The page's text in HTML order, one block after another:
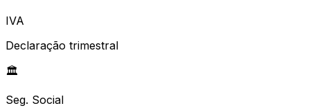
IVA
Declaração trimestral
🏛️
Seg. Social